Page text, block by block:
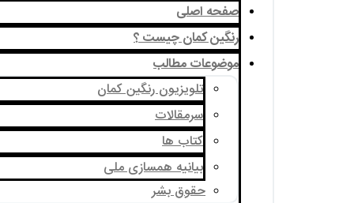
صفحه اصلی
رنگین کمان چیست ؟
موضوعات مطالب
تلویزیون رنگین کمان
سرمقالات
کتاب ها
بیانیه همسازی ملی
حقوق بشر